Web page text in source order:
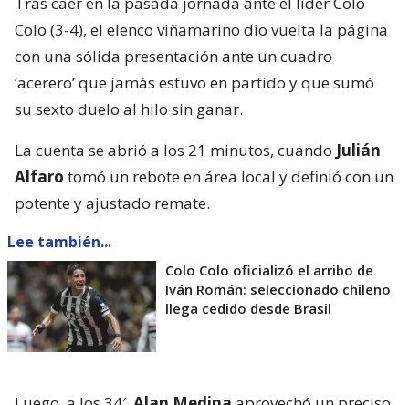
Colo (3-4), el elenco viñamarino dio vuelta la página
con una sólida presentación ante un cuadro
‘acerero’ que jamás estuvo en partido y que sumó
su sexto duelo al hilo sin ganar.
La cuenta se abrió a los 21 minutos, cuando Julián
Alfaro tomó un rebote en área local y definió con un
potente y ajustado remate.
Lee también...
Colo Colo oficializó el arribo de
Iván Román: seleccionado chileno
llega cedido desde Brasil